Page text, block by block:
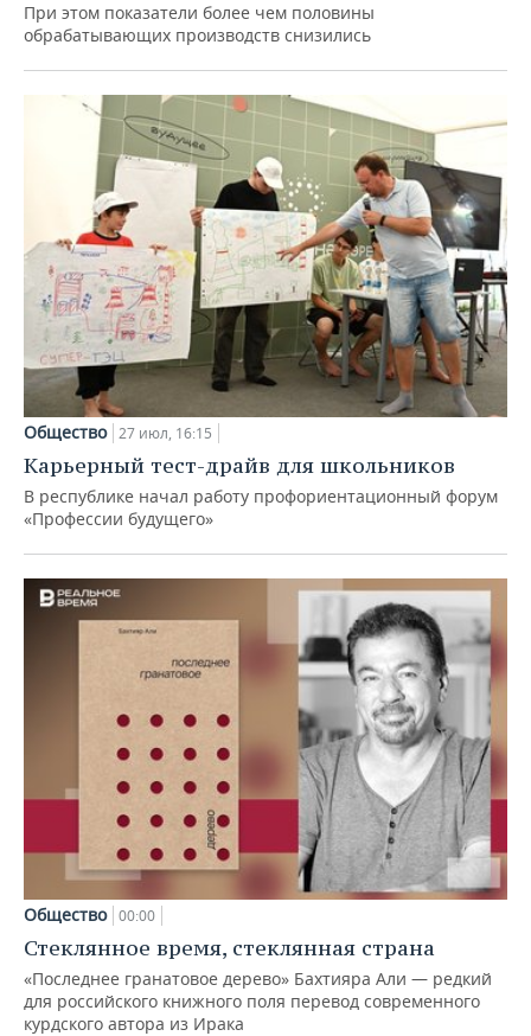
При этом показатели более чем половины
обрабатывающих производств снизились
Общество 27 июл, 16:15
Карьерный тест-драйв для школьников
В республике начал работу профориентационный форум
«Профессии будущего»
Общество 00:00
Стеклянное время, стеклянная страна
«Последнее гранатовое дерево» Бахтияра Али — редкий
для российского книжного поля перевод современного
курдского автора из Ирака